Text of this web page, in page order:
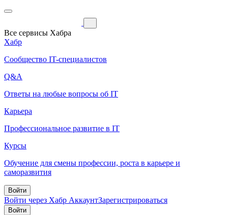
Все сервисы Хабра
Хабр
Сообщество IT-специалистов
Q&A
Ответы на любые вопросы об IT
Карьера
Профессиональное развитие в IT
Курсы
Обучение для смены профессии, роста в карьере и
саморазвития
Войти
Войти через Хабр АккаунтЗарегистрироваться
Войти